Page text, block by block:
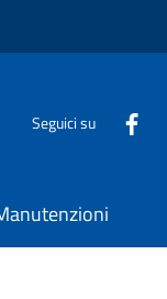
Seguici su